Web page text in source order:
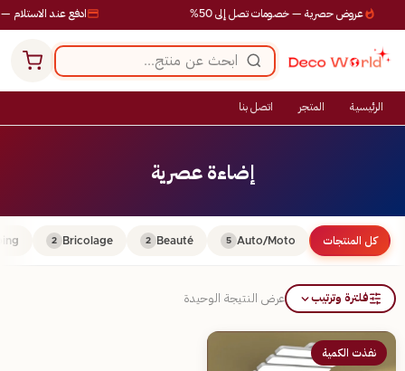
ادفع عند الاستلام — عروض حصرية — خصومات تصل إلى 50%
الرئيسية المتجر اتصل بنا
إضاءة عصرية
كل المنتجات Auto/Moto
5
Beauté
2
Bricolage
2
فلترة وترتيب عرض النتيجة الوحيدة
نفذت الكمية